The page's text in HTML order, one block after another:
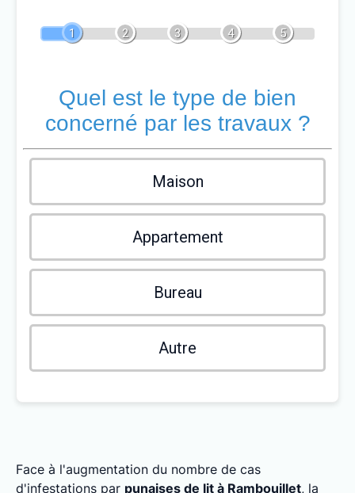
1 2 3 4 5
Quel est le type de bien
concerné par les travaux ?
Maison
Appartement
Bureau
Autre
Face à l'augmentation du nombre de cas
d'infestations par punaises de lit à Rambouillet, la